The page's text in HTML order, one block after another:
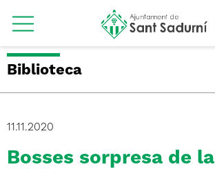
Biblioteca
11.11.2020
Bosses sorpresa de la